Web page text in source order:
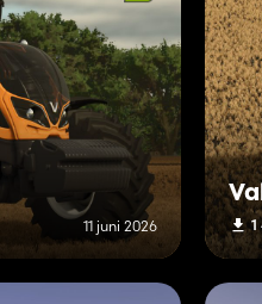
11 juni 2026 1